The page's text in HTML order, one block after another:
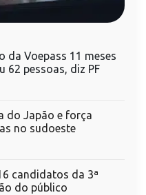
da Voepass 11 meses
62 pessoas, diz PF
do Japão e força
no sudoeste
candidatos da 3ª
do público